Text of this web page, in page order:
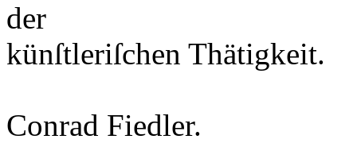
der
künſtleriſchen Thätigkeit.
Conrad Fiedler.